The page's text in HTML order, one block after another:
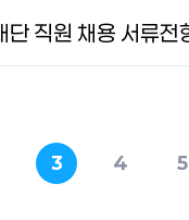
3 4 5